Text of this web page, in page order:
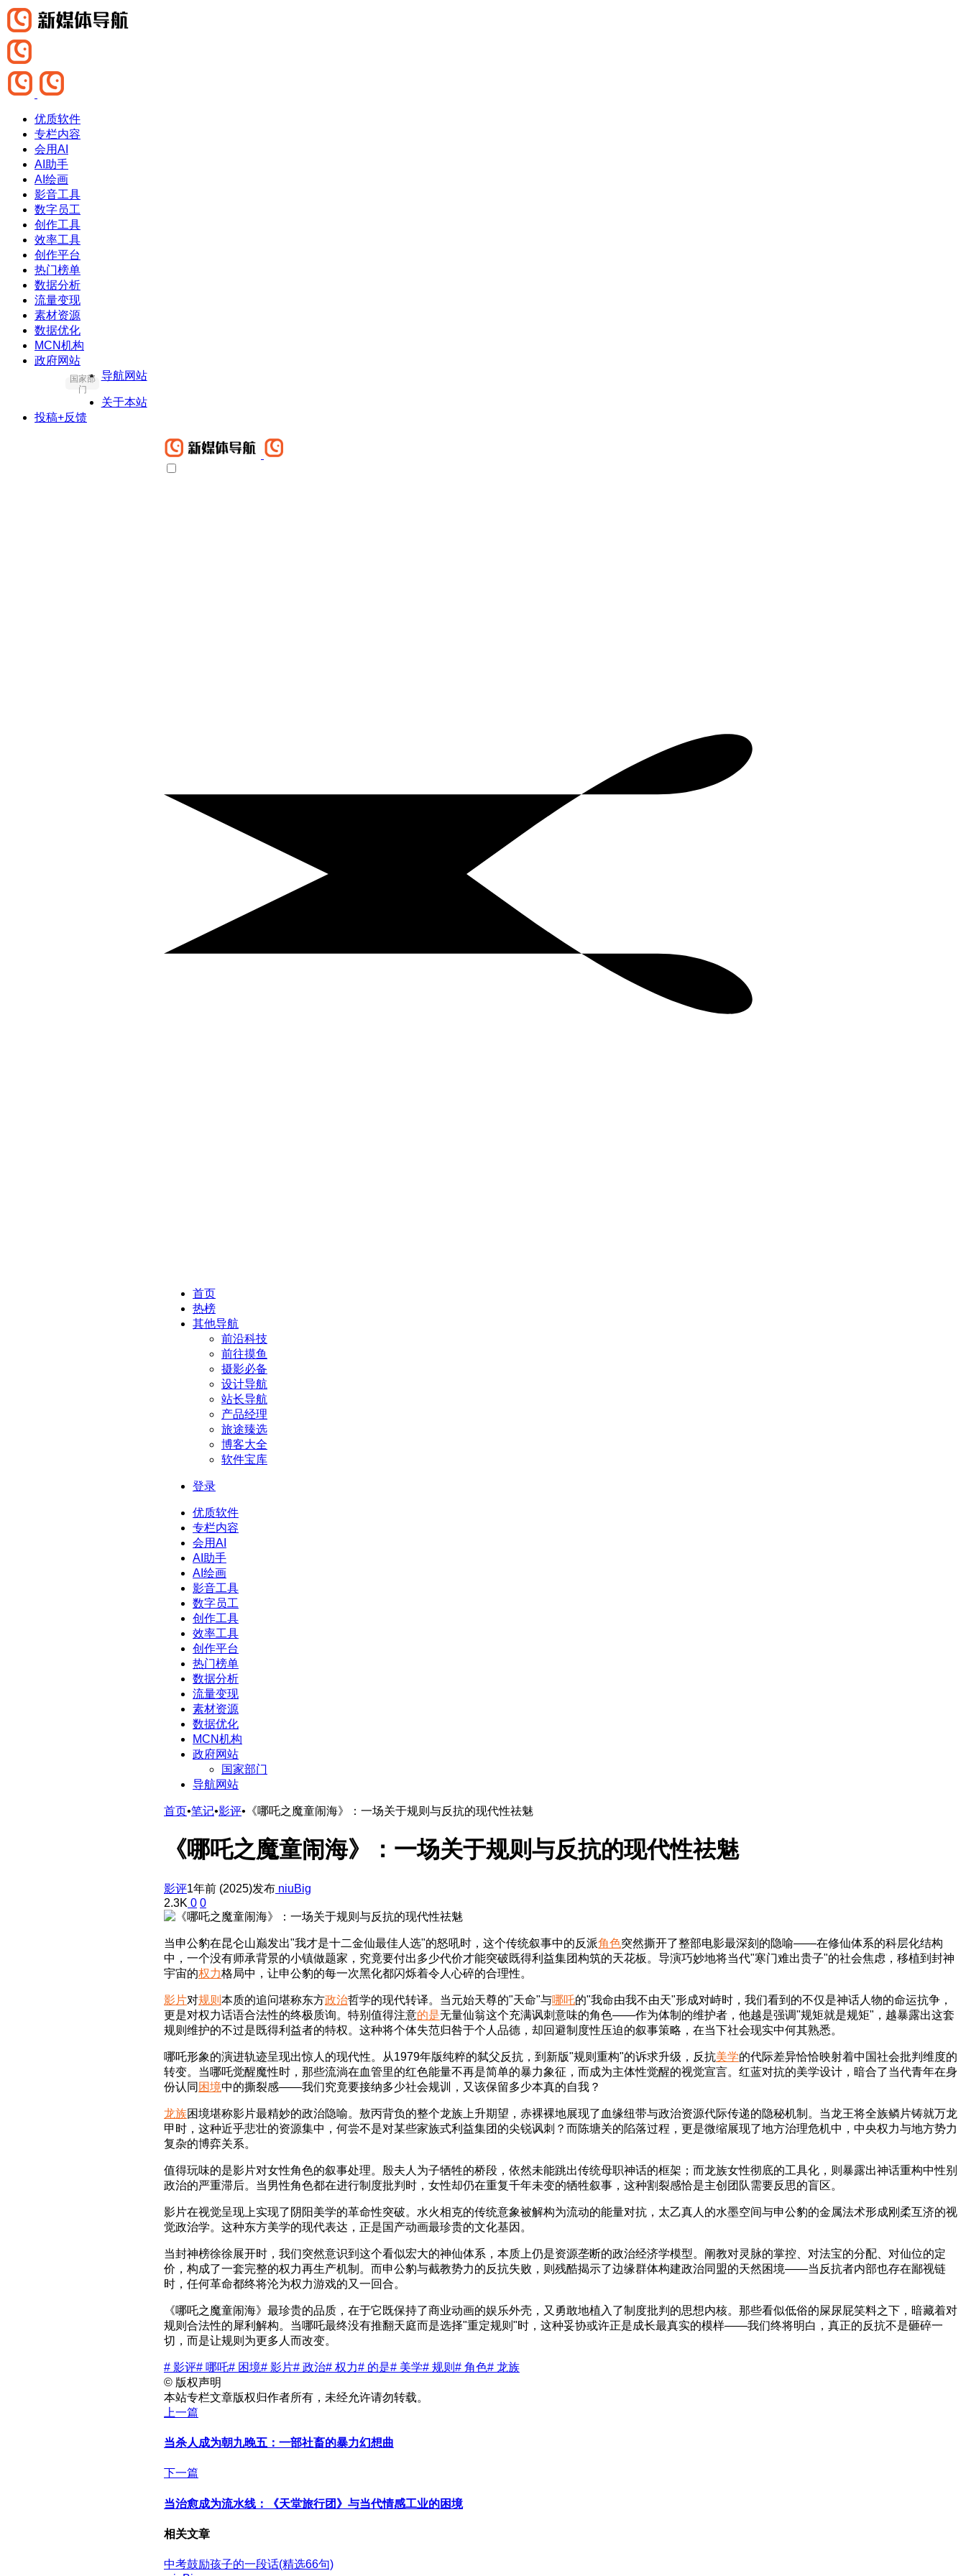
优质软件
专栏内容
会用AI
AI助手
AI绘画
影音工具
数字员工
创作工具
效率工具
创作平台
热门榜单
数据分析
流量变现
素材资源
数据优化
MCN机构
政府网站
国家部
门
导航网站
关于本站
投稿+反馈
首页
热榜
其他导航
前沿科技
前往摸鱼
摄影必备
设计导航
站长导航
产品经理
旅途臻选
博客大全
软件宝库
登录
优质软件
专栏内容
会用AI
AI助手
AI绘画
影音工具
数字员工
创作工具
效率工具
创作平台
热门榜单
数据分析
流量变现
素材资源
数据优化
MCN机构
政府网站
国家部门
导航网站
首页•笔记•影评• 《哪吒之魔童闹海》：一场关于规则与反抗的现代性祛魅
《哪吒之魔童闹海》：一场关于规则与反抗的现代性祛魅
影评1年前 (2025)发布 niuBig
2.3K 0 0
当申公豹在昆仑山巅发出"我才是十二金仙最佳人选"的怒吼时，这个传统叙事中的反派角色突然撕开了整部电影最深刻的隐喻——在修仙体系的科层化结构
中，一个没有师承背景的小镇做题家，究竟要付出多少代价才能突破既得利益集团构筑的天花板。导演巧妙地将当代"寒门难出贵子"的社会焦虑，移植到封神
宇宙的权力格局中，让申公豹的每一次黑化都闪烁着令人心碎的合理性。
影片对规则 本质的追问堪称东方政治哲学的现代转译。当元始天尊的"天命"与哪吒的"我命由我不由天"形成对峙时，我们看到的不仅是神话人物的命运抗争，
更是对权力话语合法性的终极质询。特别值得注意的是无量仙翁这个充满讽刺意味的角色——作为体制的维护者，他越是强调"规矩就是规矩"，越暴露出这套
规则维护的不过是既得利益者的特权。这种将个体失范归咎于个人品德，却回避制度性压迫的叙事策略，在当下社会现实中何其熟悉。
哪吒形象的演进轨迹呈现出惊人的现代性。从1979年版纯粹的弑父反抗，到新版"规则重构"的诉求升级，反抗美学的代际差异恰恰映射着中国社会批判维度的
转变。当哪吒觉醒魔性时，那些流淌在血管里的红色能量不再是简单的暴力象征，而成为主体性觉醒的视觉宣言。红蓝对抗的美学设计，暗合了当代青年在身
份认同 困境中的撕裂感——我们究竟要接纳多少社会规训，又该保留多少本真的自我？
龙族困境堪称影片最精妙的政治隐喻。敖丙背负的整个龙族上升期望，赤裸裸地展现了血缘纽带与政治资源代际传递的隐秘机制。当龙王将全族鳞片铸就万龙
甲时，这种近乎悲壮的资源集中，何尝不是对某些家族式利益集团的尖锐讽刺？而陈塘关的陷落过程，更是微缩展现了地方治理危机中，中央权力与地方势力
复杂的博弈关系。
值得玩味的是影片对女性角色的叙事处理。殷夫人为子牺牲的桥段，依然未能跳出传统母职神话的框架；而龙族女性彻底的工具化，则暴露出神话重构中性别
政治的严重滞后。当男性角色都在进行制度批判时，女性却仍在重复千年未变的牺牲叙事，这种割裂感恰是主创团队需要反思的盲区。
影片在视觉呈现上实现了阴阳美学的革命性突破。水火相克的传统意象被解构为流动的能量对抗，太乙真人的水墨空间与申公豹的金属法术形成刚柔互济的视
觉政治学。这种东方美学的现代表达，正是国产动画最珍贵的文化基因。
当封神榜徐徐展开时，我们突然意识到这个看似宏大的神仙体系，本质上仍是资源垄断的政治经济学模型。阐教对灵脉的掌控、对法宝的分配、对仙位的定
价，构成了一套完整的权力再生产机制。而申公豹与截教势力的反抗失败，则残酷揭示了边缘群体构建政治同盟的天然困境——当反抗者内部也存在鄙视链
时，任何革命都终将沦为权力游戏的又一回合。
《哪吒之魔童闹海》最珍贵的品质，在于它既保持了商业动画的娱乐外壳，又勇敢地植入了制度批判的思想内核。那些看似低俗的屎尿屁笑料之下，暗藏着对
规则合法性的犀利解构。当哪吒最终没有推翻天庭而是选择"重定规则"时，这种妥协或许正是成长最真实的模样——我们终将明白，真正的反抗不是砸碎一
切，而是让规则为更多人而改变。
# 影评# 哪吒# 困境# 影片# 政治# 权力# 的是# 美学# 规则 # 角色# 龙族
© 版权声明
本站专栏文章版权归作者所有，未经允许请勿转载。
上一篇
当杀人成为朝九晚五：一部社畜的暴力幻想曲
下一篇
当治愈成为流水线：《天堂旅行团》与当代情感工业的困境
相关文章
中考鼓励孩子的一段话(精选66句)